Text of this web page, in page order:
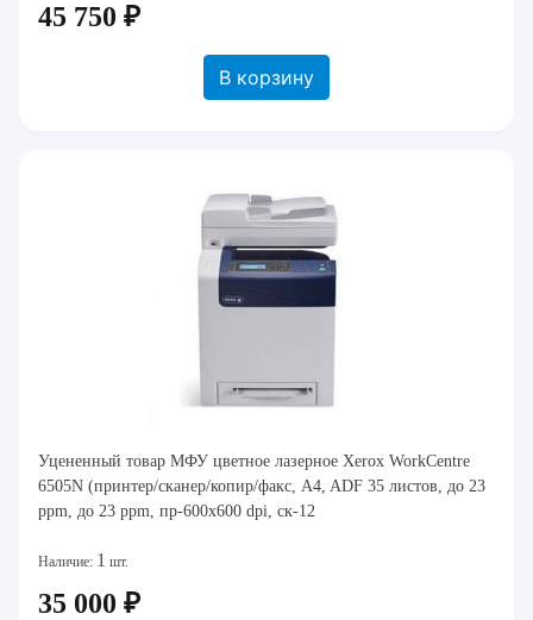
45 750 ₽
В корзину
Уцененный товар МФУ цветное лазерное Xerox WorkCentre
6505N (принтер/сканер/копир/факс, A4, ADF 35 листов, до 23
ppm, до 23 ppm, пр-600х600 dpi, ск-12
Наличие: 1 шт.
35 000 ₽